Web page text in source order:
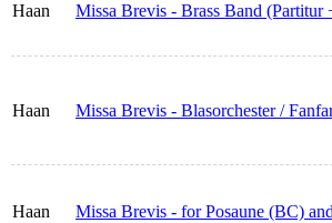
Haan Missa Brevis - Brass Band (Partitur
Haan Missa Brevis - Blasorchester /
Haan Missa Brevis - for Posaune (BC)